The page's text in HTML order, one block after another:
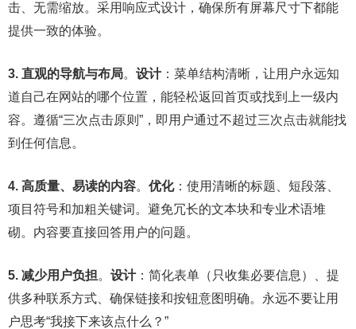
击、无需缩放。采用响应式设计，确保所有屏幕尺寸下都能
提供一致的体验。
3. 直观的导航与布局。 设计：菜单结构清晰，让用户永远知
道自己在网站的哪个位置，能轻松返回首页或找到上一级内
容。遵循“三次点击原则”，即用户通过不超过三次点击就能找
到任何信息。
4. 高质量、易读的内容。 优化：使用清晰的标题、短段落、
项目符号和加粗关键词。避免冗长的文本块和专业术语堆
砌。内容要直接回答用户的问题。
5. 减少用户负担。 设计：简化表单（只收集必要信息）、提
供多种联系方式、确保链接和按钮意图明确。永远不要让用
户思考“我接下来该点什么？”